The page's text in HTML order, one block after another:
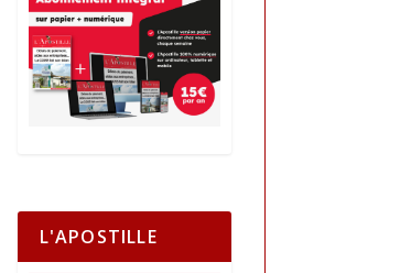
L'APOSTILLE